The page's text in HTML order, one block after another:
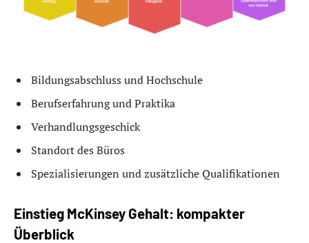
Bildungsabschluss und Hochschule
Berufserfahrung und Praktika
Verhandlungsgeschick
Standort des Büros
Spezialisierungen und zusätzliche Qualifikationen
Einstieg McKinsey Gehalt: kompakter
Überblick